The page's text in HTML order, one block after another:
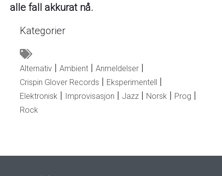
alle fall akkurat nå.
Kategorier
Alternativ Ambient
Anmeldelser
Crispin Glover Records
Eksperimentell
Elektronisk
Improvisasjon Jazz Norsk
Prog
Rock